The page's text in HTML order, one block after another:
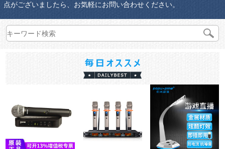
点がございましたら、お気軽にお問い合わせください。